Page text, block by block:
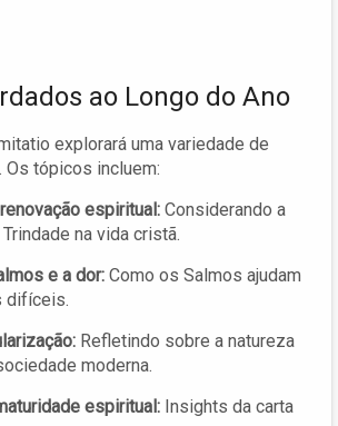
ao Longo do Ano
explorará uma variedade de
tópicos incluem:
espiritual: Considerando a
na vida cristã.
e a dor: Como os Salmos ajudam
difíceis.
Refletindo sobre a natureza
moderna.
espiritual: Insights da carta